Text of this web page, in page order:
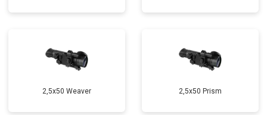
2,5x50 Weaver 2,5x50 Prism